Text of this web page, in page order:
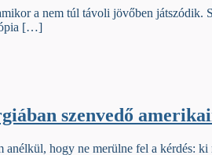
a nem túl távoli jövőben játszódik.
[…]
szenvedő
anélkül, hogy ne merülne fel a